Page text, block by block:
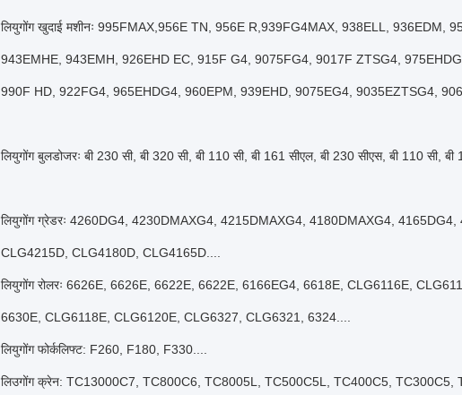
लियुगोंग खुदाई मशीनः 995FMAX,956E TN, 956E R,939FG4MAX, 938ELL, 936EDM,
943EMHE, 943EMH, 926EHD EC, 915F G4, 9075FG4, 9017F ZTSG4,
990F HD, 922FG4, 965EHDG4, 960EPM, 939EHD, 9075EG4, 9035EZTSG4,
लियुगोंग बुलडोजरः बी 230 सी, बी 320 सी, बी 110 सी, बी 161 सीएल, बी 230 सीएस, बी 110 सी, बी
लियुगोंग ग्रेडरः 4260DG4, 4230DMAXG4, 4215DMAXG4, 4180DMAXG4,
CLG4215D, CLG4180D, CLG4165D....
लियुगोंग रोलरः 6626E, 6626E, 6622E, 6622E, 6166EG4, 6618E, CLG6116E,
6630E, CLG6118E, CLG6120E, CLG6327, CLG6321, 6324....
लियुगोंग फोर्कलिफ्ट: F260, F180, F330....
लिउगोंग क्रेन: TC13000C7, TC800C6, TC8005L, TC500C5L, TC400C5, TC300C5,